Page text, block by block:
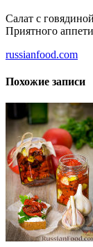
Салат с
Приятного
russianfood.com
Похожие записи